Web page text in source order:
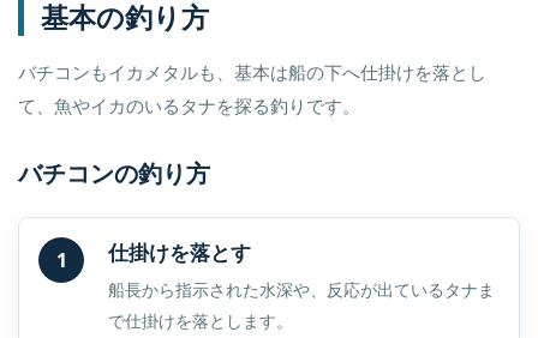
基本の釣り方
バチコンもイカメタルも、基本は船の下へ仕掛けを落とし
て、魚やイカのいるタナを探る釣りです。
バチコンの釣り方
1 仕掛けを落とす
船長から指示された水深や、反応が出ているタナま
で仕掛けを落とします。